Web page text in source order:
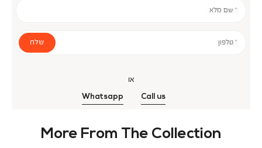
* שם מלא
* טלפון שלח
או
Call us
Whatsapp
More From The Collection